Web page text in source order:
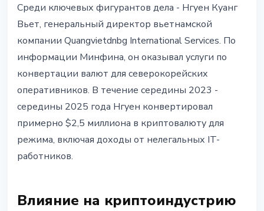
Среди ключевых фигурантов дела - Нгуен Куанг
Вьет, генеральный директор вьетнамской
компании Quangvietdnbg International Services. По
информации Минфина, он оказывал услуги по
конвертации валют для северокорейских
оперативников. В течение середины 2023 -
середины 2025 года Нгуен конвертировал
примерно $2,5 миллиона в криптовалюту для
режима, включая доходы от нелегальных IT-
работников.
Влияние на криптоиндустрию